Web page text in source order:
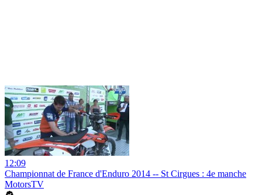
12:09
Championnat de France d'Enduro 2014 -- St Cirgues : 4e manche
MotorsTV